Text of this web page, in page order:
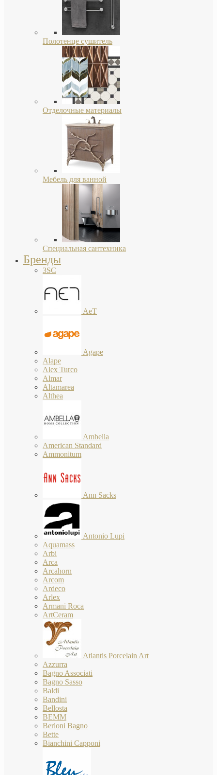
Полотенце сушитель
Отделочные материалы
Мебель для ванной
Специальная сантехника
Бренды
3SC
AeT
Agape
Alape
Alex Turco
Almar
Altamarea
Althea
Ambella
American Standard
Ammonitum
Ann Sacks
Antonio Lupi
Aquamass
Arbi
Arca
Arcahorn
Arcom
Ardeco
Arlex
Armani Roca
ArtCeram
Atlantis Porcelain Art
Azzurra
Bagno Associati
Bagno Sasso
Baldi
Bandini
Bellosta
BEMM
Berloni Bagno
Bette
Bianchini Capponi